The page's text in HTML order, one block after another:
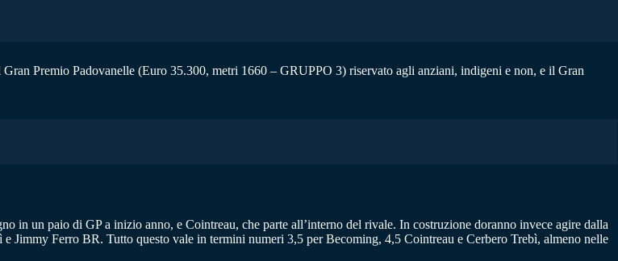
Premio Padovanelle (Euro 35.300, metri 1660 – GRUPPO 3) riservato agli anziani, indigeni e non, e il Gran
in un paio di GP a inizio anno, e Cointreau, che parte all’interno del rivale. In costruzione doranno invece agire dalla
Jimmy Ferro BR. Tutto questo vale in termini numeri 3,5 per Becoming, 4,5 Cointreau e Cerbero Trebì, almeno nelle